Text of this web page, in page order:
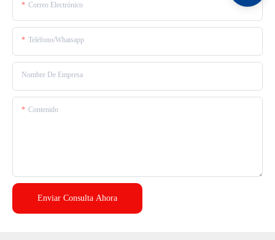
Correo Electrónico
Teléfono/whatsapp
Nombre De Empresa
Contenido
Enviar Consulta Ahora